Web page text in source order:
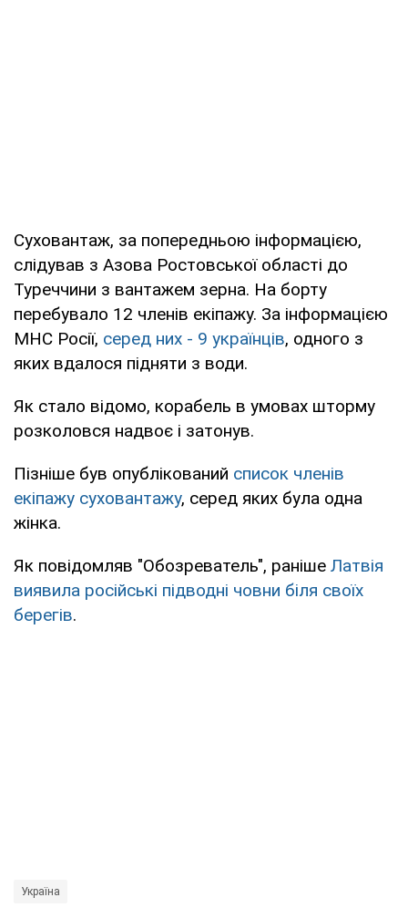
Суховантаж, за попередньою інформацією,
слідував з Азова Ростовської області до
Туреччини з вантажем зерна. На борту
перебувало 12 членів екіпажу. За інформацією
МНС Росії, серед них - 9 українців, одного з
яких вдалося підняти з води.
Як стало відомо, корабель в умовах шторму
розколовся надвоє і затонув.
Пізніше був опублікований список членів
екіпажу суховантажу, серед яких була одна
жінка.
Як повідомляв "Обозреватель", раніше Латвія
виявила російські підводні човни біля своїх
берегів.
Україна